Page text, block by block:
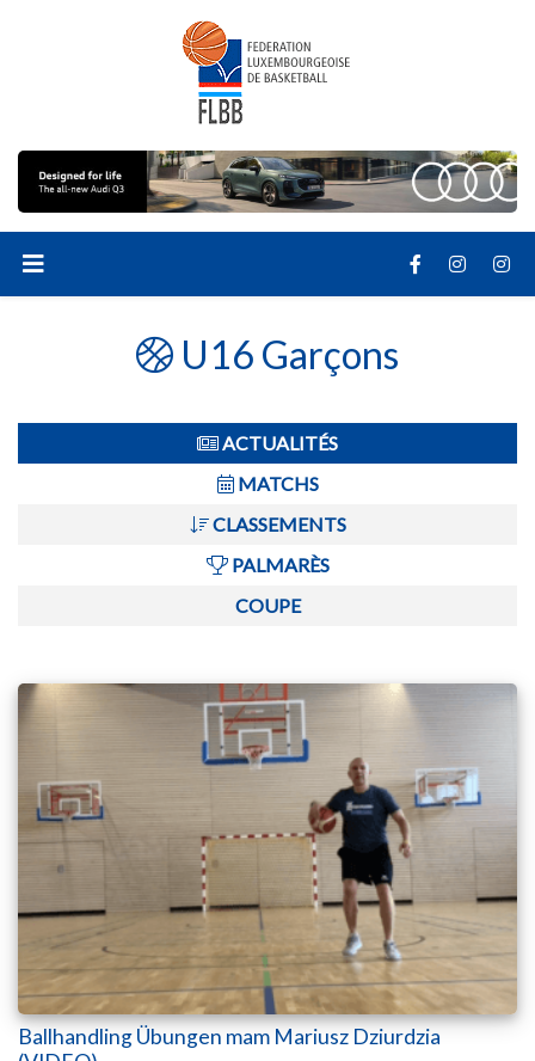
U16 Garçons
ACTUALITÉS
MATCHS
CLASSEMENTS
PALMARÈS
COUPE
Ballhandling Übungen mam Mariusz Dziurdzia